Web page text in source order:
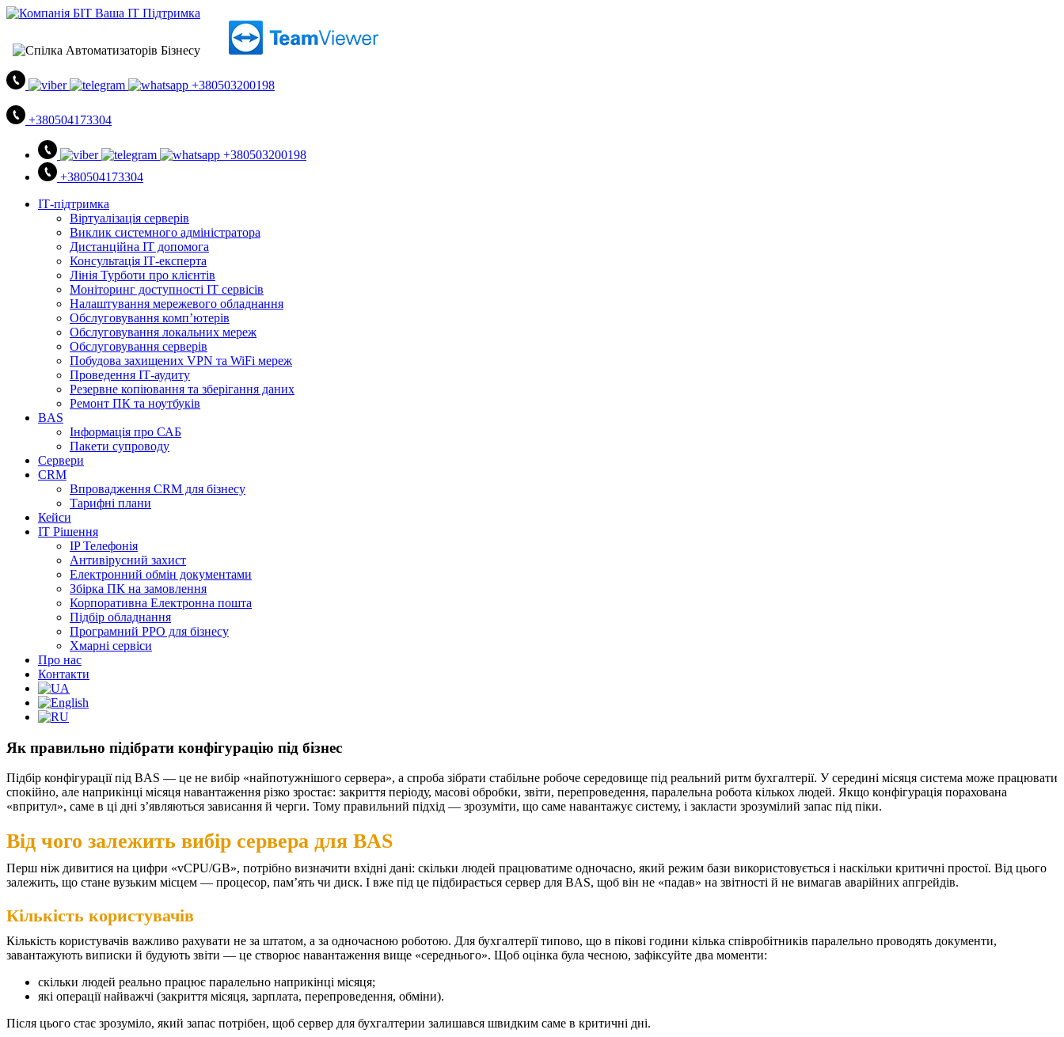
+380503200198
+380504173304
+380503200198
+380504173304
ІТ-підтримка
Віртуалізація серверів
Виклик системного адміністратора
Дистанційна ІТ допомога
Консультація ІТ-експерта
Лінія Турботи про клієнтів
Моніторинг доступності ІТ сервісів
Налаштування мережевого обладнання
Обслуговування комп’ютерів
Обслуговування локальних мереж
Обслуговування серверів
Побудова захищених VPN та WiFi мереж
Проведення ІТ-аудиту
Резервне копіювання та зберігання даних
Ремонт ПК та ноутбуків
BAS
Інформація про САБ
Пакети супроводу
Сервери
CRM
Впровадження CRM для бізнесу
Тарифні плани
Кейси
ІТ Рішення
IP Телефонія
Антивірусний захист
Електронний обмін документами
Збірка ПК на замовлення
Корпоративна Електронна пошта
Підбір обладнання
Програмний РРО для бізнесу
Хмарні сервіси
Про нас
Контакти
Як правильно підібрати конфігурацію під бізнес
Підбір конфігурації під BAS — це не вибір «найпотужнішого сервера», а спроба зібрати стабільне робоче середовище під реальний ритм бухгалтерії. У середині місяця система може працювати
спокійно, але наприкінці місяця навантаження різко зростає: закриття періоду, масові обробки, звіти, перепроведення, паралельна робота кількох людей. Якщо конфігурація порахована
«впритул», саме в ці дні з’являються зависання й черги. Тому правильний підхід — зрозуміти, що саме навантажує систему, і закласти зрозумілий запас під піки.
Від чого залежить вибір сервера для BAS
Перш ніж дивитися на цифри «vCPU/GB», потрібно визначити вхідні дані: скільки людей працюватиме одночасно, який режим бази використовується і наскільки критичні простої. Від цього
залежить, що стане вузьким місцем — процесор, пам’ять чи диск. І вже під це підбирається сервер для BAS, щоб він не «падав» на звітності й не вимагав аварійних апгрейдів.
Кількість користувачів
Кількість користувачів важливо рахувати не за штатом, а за одночасною роботою. Для бухгалтерії типово, що в пікові години кілька співробітників паралельно проводять документи,
завантажують виписки й будують звіти — це створює навантаження вище «середнього». Щоб оцінка була чесною, зафіксуйте два моменти:
скільки людей реально працює паралельно наприкінці місяця;
які операції найважчі (закриття місяця, зарплата, перепроведення, обміни).
Після цього стає зрозуміло, який запас потрібен, щоб сервер для бухгалтерии залишався швидким саме в критичні дні.